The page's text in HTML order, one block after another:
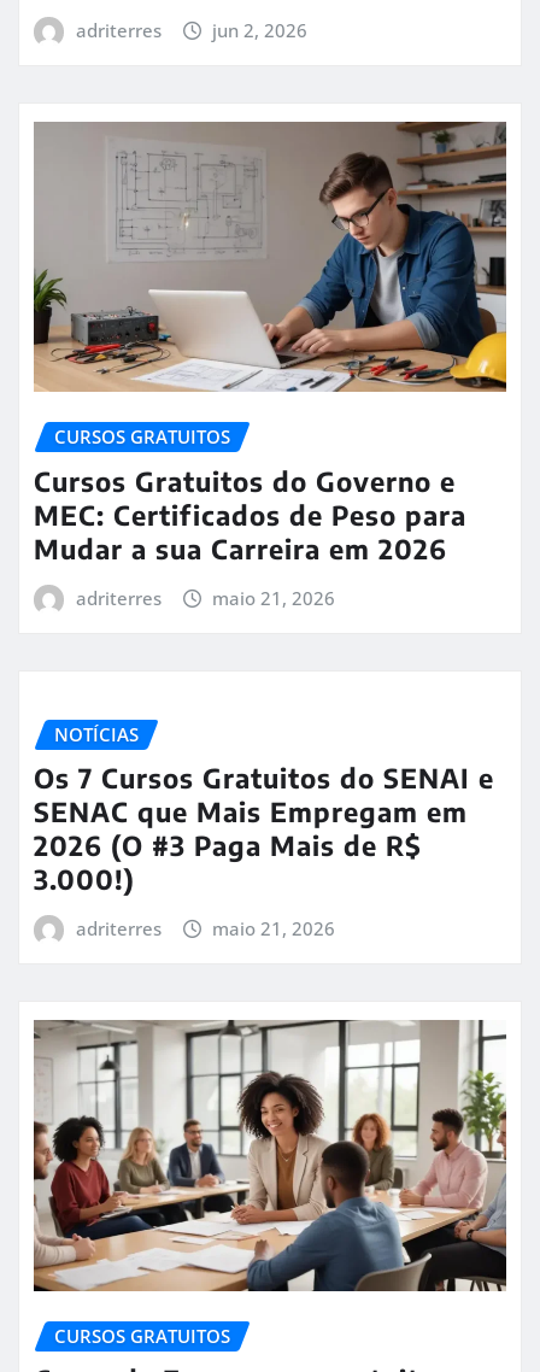
adriterres jun 2, 2026
CURSOS GRATUITOS
Cursos Gratuitos do Governo e
MEC: Certificados de Peso para
Mudar a sua Carreira em 2026
adriterres maio 21, 2026
NOTÍCIAS
Os 7 Cursos Gratuitos do SENAI e
SENAC que Mais Empregam em
2026 (O #3 Paga Mais de R$
3.000!)
adriterres maio 21, 2026
CURSOS GRATUITOS